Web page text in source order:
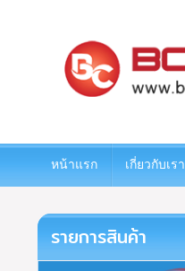
หน้าแรก เกี่ยวกับเรา
รายการสินค้า